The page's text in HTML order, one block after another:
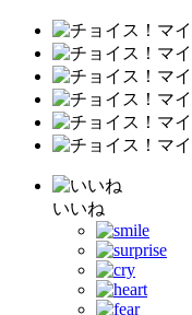
いいね